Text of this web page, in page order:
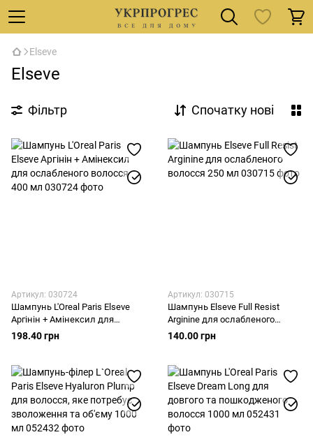
Elseve
Elseve
Фільтр Спочатку нові
Артикул: 030724
Шампунь L'Oreal Paris Elseve
Аргінін + Амінексил для
ослабленого волосся 400 мл
198.40 грн
Артикул: 030715
Шампунь Elseve Full Resist
Arginine для ослабленого
волосся 250 мл
140.00 грн